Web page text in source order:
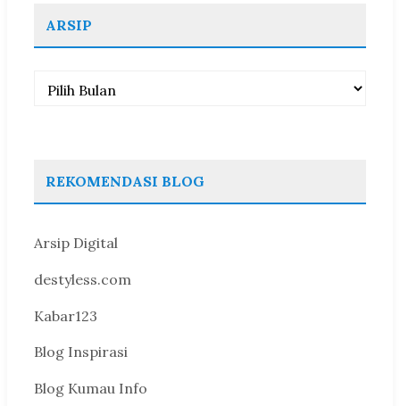
ARSIP
Arsip
REKOMENDASI BLOG
Arsip Digital
destyless.com
Kabar123
Blog Inspirasi
Blog Kumau Info